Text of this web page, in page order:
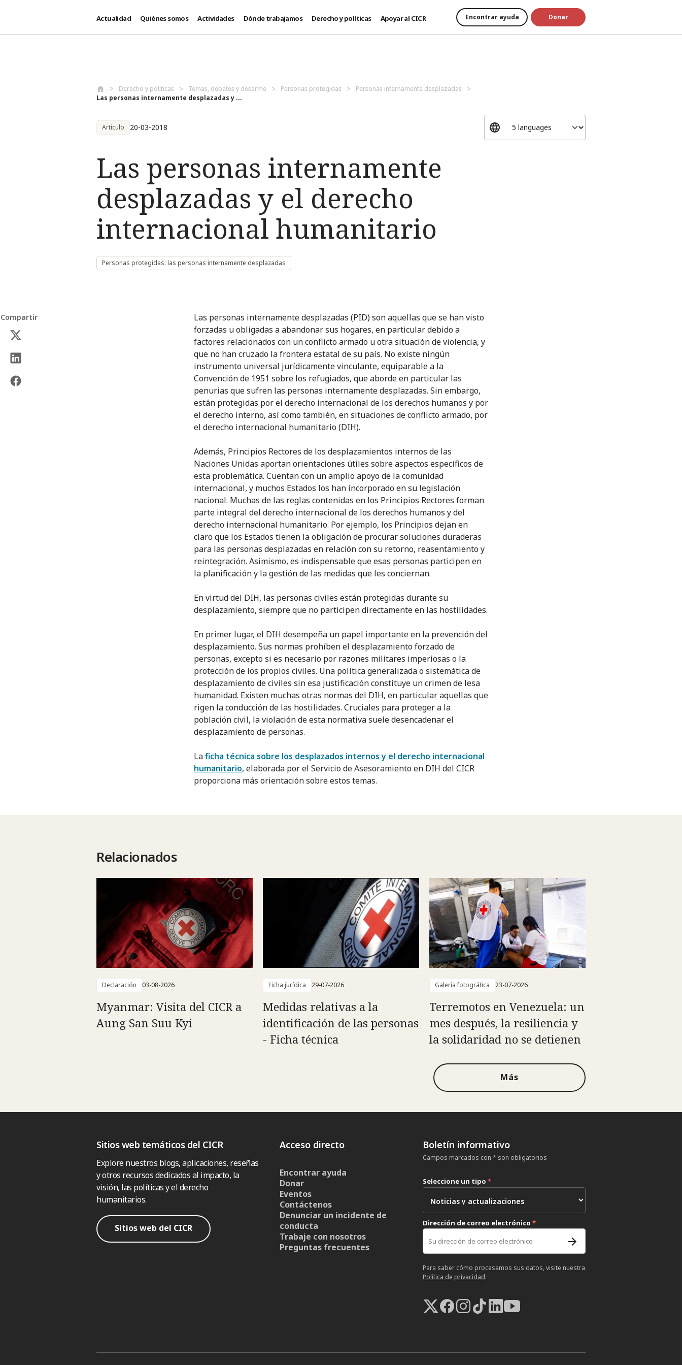
Actualidad Quiénes somos Actividades Dónde trabajamos Derecho y políticas Apoyar al CICR Encontrar ayuda Donar
Derecho y políticas Temas, debates y desarme Personas protegidas
Personas internamente desplazadas
Las personas internamente desplazadas y ...
Artículo 20-03-2018
Las personas internamente
desplazadas y el derecho
internacional humanitario
Personas protegidas: las personas internamente desplazadas
Compartir
Las personas internamente desplazadas (PID) son aquellas que se han visto
forzadas u obligadas a abandonar sus hogares, en particular debido a
factores relacionados con un conflicto armado u otra situación de violencia, y
que no han cruzado la frontera estatal de su país. No existe ningún
instrumento universal jurídicamente vinculante, equiparable a la
Convención de 1951 sobre los refugiados, que aborde en particular las
penurias que sufren las personas internamente desplazadas. Sin embargo,
están protegidas por el derecho internacional de los derechos humanos y por
el derecho interno, así como también, en situaciones de conflicto armado, por
el derecho internacional humanitario (DIH).
Además, Principios Rectores de los desplazamientos internos de las
Naciones Unidas aportan orientaciones útiles sobre aspectos específicos de
esta problemática. Cuentan con un amplio apoyo de la comunidad
internacional, y muchos Estados los han incorporado en su legislación
nacional. Muchas de las reglas contenidas en los Principios Rectores forman
parte integral del derecho internacional de los derechos humanos y del
derecho internacional humanitario. Por ejemplo, los Principios dejan en
claro que los Estados tienen la obligación de procurar soluciones duraderas
para las personas desplazadas en relación con su retorno, reasentamiento y
reintegración. Asimismo, es indispensable que esas personas participen en
la planificación y la gestión de las medidas que les conciernan.
En virtud del DIH, las personas civiles están protegidas durante su
desplazamiento, siempre que no participen directamente en las hostilidades.
En primer lugar, el DIH desempeña un papel importante en la prevención del
desplazamiento. Sus normas prohíben el desplazamiento forzado de
personas, excepto si es necesario por razones militares imperiosas o la
protección de los propios civiles. Una política generalizada o sistemática de
desplazamiento de civiles sin esa justificación constituye un crimen de lesa
humanidad. Existen muchas otras normas del DIH, en particular aquellas que
rigen la conducción de las hostilidades. Cruciales para proteger a la
población civil, la violación de esta normativa suele desencadenar el
desplazamiento de personas.
Laficha técnica sobre los desplazados internos y el derecho internacional
humanitario, elaborada por el Servicio de Asesoramiento en DIH del CICR
proporciona más orientación sobre estos temas.
Relacionados
Declaración 03-08-2026
Myanmar: Visita del CICR a
Aung San Suu Kyi
Ficha jurídica 29-07-2026
Medidas relativas a la
identificación de las personas
- Ficha técnica
Galería fotográfica 23-07-2026
Terremotos en Venezuela: un
mes después, la resiliencia y
la solidaridad no se detienen
Más
Sitios web temáticos del CICR
Explore nuestros blogs, aplicaciones, reseñas
y otros recursos dedicados al impacto, la
visión, las políticas y el derecho
humanitarios.
Sitios web del CICR
Acceso directo
Encontrar ayuda
Donar
Eventos
Contáctenos
Denunciar un incidente de
conducta
Trabaje con nosotros
Preguntas frecuentes
Boletín informativo
Campos marcados con * son obligatorios
Seleccione un tipo *
Dirección de correo electrónico *
Para saber cómo procesamos sus datos, visite nuestra
Política de privacidad.